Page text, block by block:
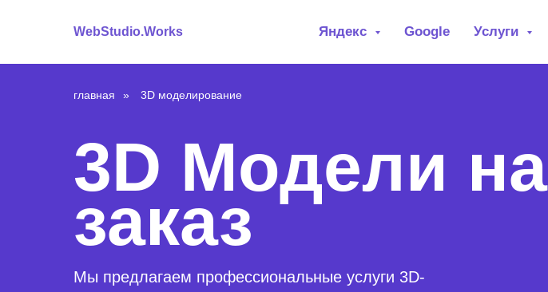
WebStudio.Works Яндекс Google Услуги
главная » 3D моделирование
3D Модели на
заказ
Мы предлагаем профессиональные услуги 3D-